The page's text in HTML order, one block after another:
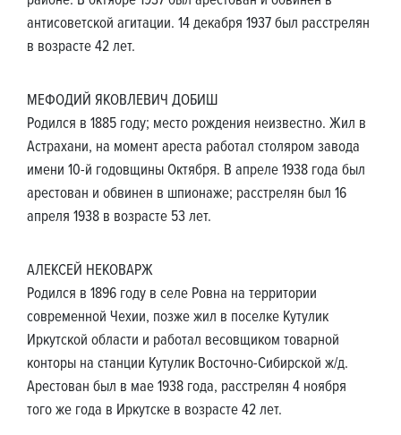
антисоветской агитации. 14 декабря 1937 был расстрелян
в возрасте 42 лет.
МЕФОДИЙ ЯКОВЛЕВИЧ ДОБИШ
Родился в 1885 году; место рождения неизвестно. Жил в
Астрахани, на момент ареста работал столяром завода
имени 10-й годовщины Октября. В апреле 1938 года был
арестован и обвинен в шпионаже; расстрелян был 16
апреля 1938 в возрасте 53 лет.
АЛЕКСЕЙ НЕКОВАРЖ
Родился в 1896 году в селе Ровна на территории
современной Чехии, позже жил в поселке Кутулик
Иркутской области и работал весовщиком товарной
конторы на станции Кутулик Восточно-Сибирской ж/д.
Арестован был в мае 1938 года, расстрелян 4 ноября
того же года в Иркутске в возрасте 42 лет.